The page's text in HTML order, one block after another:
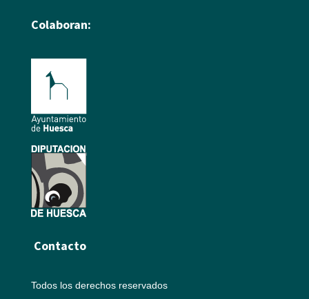
Colaboran:
Contacto
Todos los derechos reservados